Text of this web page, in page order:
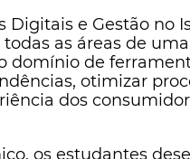
Digitais e Gestão no
as áreas de
domínio de
otimizar
dos
os estudantes